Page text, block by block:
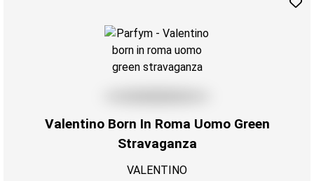
Valentino Born In Roma Uomo Green
Stravaganza
VALENTINO